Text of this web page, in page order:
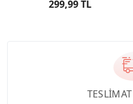
299,99 TL